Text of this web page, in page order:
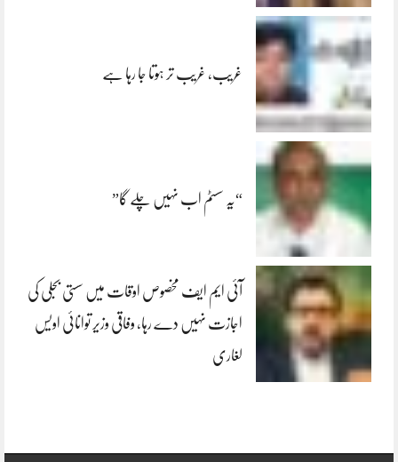
غریب، غریب تر ہوتا جا رہا ہے
“یہ سسٹم اب نہیں چلے گا”
آئی ایم ایف مخصوص اوقات میں سستی بجلی کی
اجازت نہیں دے رہا، وفاقی وزیر توانائی اویس
لغاری